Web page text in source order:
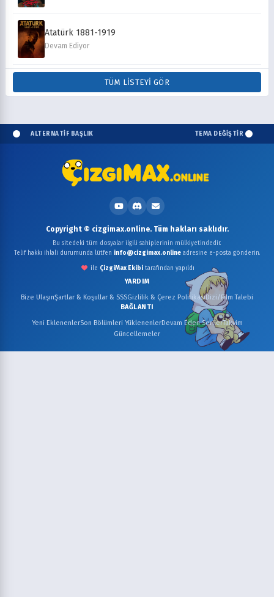
Atatürk 1881-1919
Devam Ediyor
TÜM LISTEYI GÖR
ALTERNATİF BAŞLIK TEMA DEĞİŞTİR
YARDIM
Bize UlaşınŞartlar & Koşullar & SSSGizlilik & Çerez PolitikasıDizi/Film Talebi
BAĞLANTI
Yeni EklenenlerSon Bölümleri YüklenenlerDevam Eden SerilerTakvim
Güncellemeler
Copyright © cizgimax.online. Tüm hakları saklıdır.
Bu sitedeki tüm dosyalar ilgili sahiplerinin mülkiyetindedir.
Telif hakkı ihlali durumunda lütfen info@cizgimax.onlineadresine e-posta gönderin.
ile ÇizgiMax Ekibitarafından yapıldı